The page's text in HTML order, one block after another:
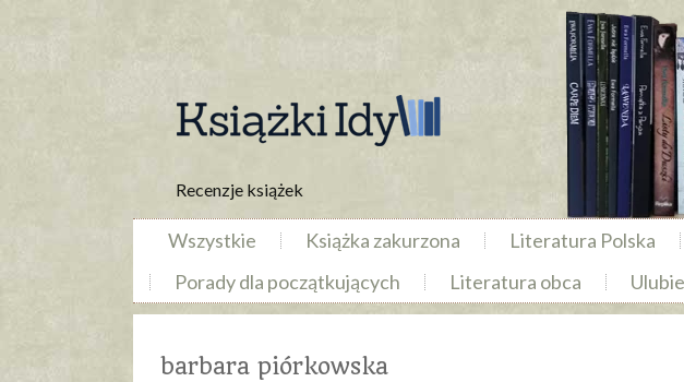
Recenzje książek
Wszystkie Książka zakurzona Literatura Polska
Porady dla początkujących
Literatura obca
barbara piórkowska